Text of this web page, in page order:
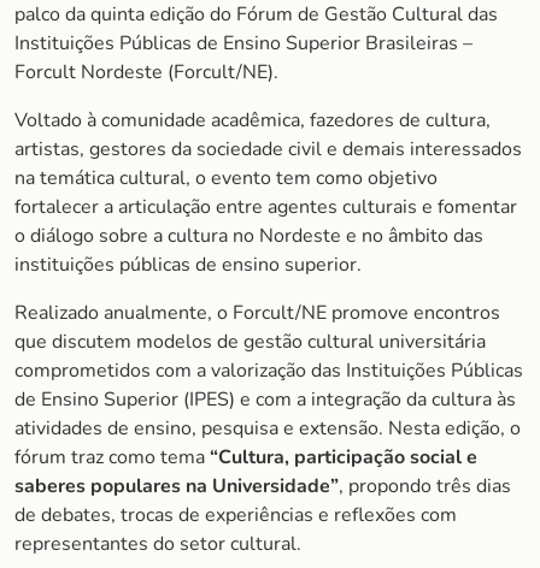
palco da quinta edição do Fórum de Gestão Cultural das
Instituições Públicas de Ensino Superior Brasileiras –
Forcult Nordeste (Forcult/NE).
Voltado à comunidade acadêmica, fazedores de cultura,
artistas, gestores da sociedade civil e demais interessados
na temática cultural, o evento tem como objetivo
fortalecer a articulação entre agentes culturais e fomentar
o diálogo sobre a cultura no Nordeste e no âmbito das
instituições públicas de ensino superior.
Realizado anualmente, o Forcult/NE promove encontros
que discutem modelos de gestão cultural universitária
comprometidos com a valorização das Instituições Públicas
de Ensino Superior (IPES) e com a integração da cultura às
atividades de ensino, pesquisa e extensão. Nesta edição, o
fórum traz como tema“Cultura, participação social e
saberes populares na Universidade”, propondo três dias
de debates, trocas de experiências e reflexões com
representantes do setor cultural.